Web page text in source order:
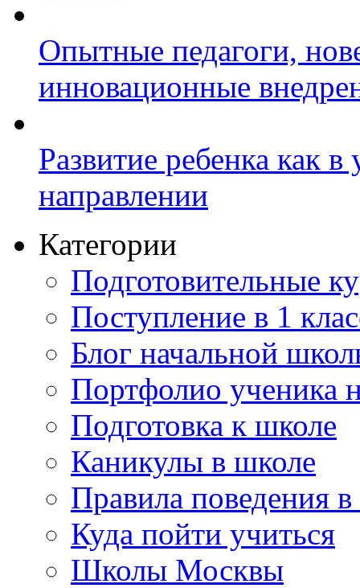
Опытные педагоги,
инновационные
Развитие ребенка как
направлении
Категории
Подготовительные
Поступление в 1
Блог начальной
Портфолио ученика
Подготовка к школе
Каникулы в школе
Правила поведения
Куда пойти учиться
Школы Москвы